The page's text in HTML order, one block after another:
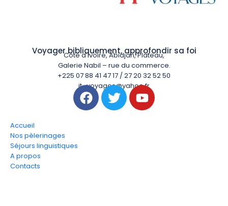
Voyager bibliquement, approfondir sa foi
Côte d’Ivoire, Abidjan, Plateau,
Galerie Nabil – rue du commerce.
+225 07 88 41 47 17 / 27 20 32 52 50
it_voyages@yahoo.fr
Accueil
Nos pèlerinages
Séjours linguistiques
A propos
Contacts